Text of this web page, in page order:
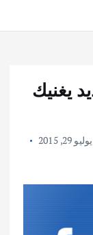
يغنيك
يوليو 29, 2015